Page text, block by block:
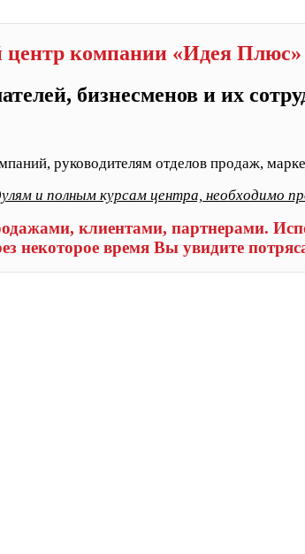
компании «Идея Плюс»
бизнесменов и их
руководителям отделов продаж,
и полным курсам центра, необходимо
клиентами, партнерами.
некоторое время Вы увидите